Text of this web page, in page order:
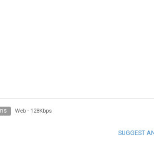
Web - 128Kbps
SUGGEST